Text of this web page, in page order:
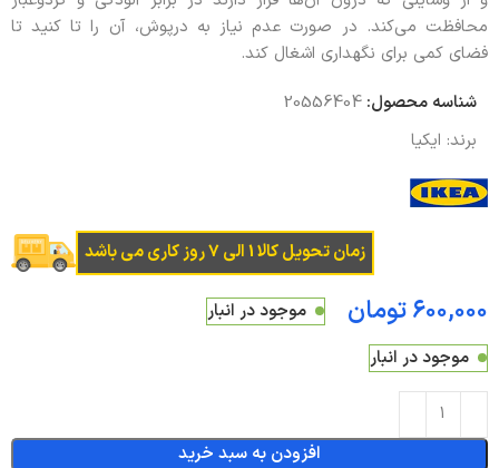
محافظت می‌کند. در صورت عدم نیاز به درپوش، آن را تا کنید تا
فضای کمی برای نگهداری اشغال کند.
شناسه محصول:20556404
برند: ایکیا
زمان تحویل کالا 1 الی 7 روز کاری می باشد
تومان
موجود در انبار
موجود در انبار
افزودن به سبد خرید